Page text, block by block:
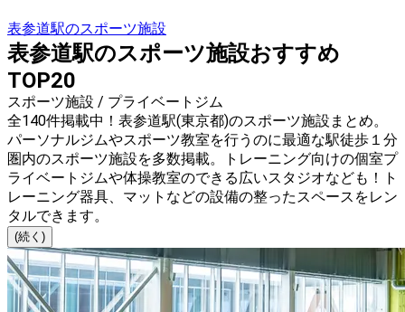
表参道駅のスポーツ施設
表参道駅のスポーツ施設おすすめ
TOP20
スポーツ施設 / プライベートジム
全140件掲載中！表参道駅(東京都)のスポーツ施設まとめ。
パーソナルジムやスポーツ教室を行うのに最適な駅徒歩１分
圏内のスポーツ施設を多数掲載。トレーニング向けの個室プ
ライベートジムや体操教室のできる広いスタジオなども！ト
レーニング器具、マットなどの設備の整ったスペースをレン
タルできます。
(続く)